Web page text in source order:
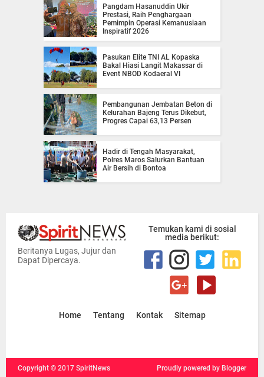
Pangdam Hasanuddin Ukir
Prestasi, Raih Penghargaan
Pemimpin Operasi Kemanusiaan
Inspiratif 2026
Pasukan Elite TNI AL Kopaska
Bakal Hiasi Langit Makassar di
Event NBOD Kodaeral VI
Pembangunan Jembatan Beton di
Kelurahan Bajeng Terus Dikebut,
Progres Capai 63,13 Persen
Hadir di Tengah Masyarakat,
Polres Maros Salurkan Bantuan
Air Bersih di Bontoa
Beritanya Lugas, Jujur dan
Dapat Dipercaya.
Temukan kami di sosial
media berikut:
Home Tentang Kontak Sitemap
Copyright © 2017 SpiritNews Proudly powered by Blogger